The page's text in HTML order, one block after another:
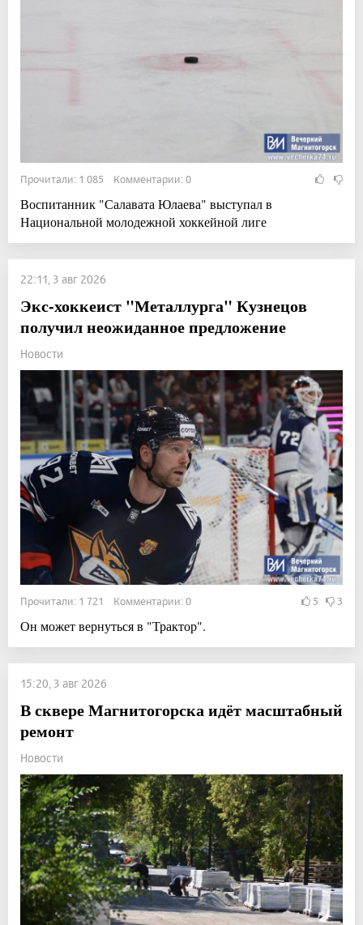
Прочитали: 1 085 Комментарии: 0
Воспитанник "Салавата Юлаева" выступал в
Национальной молодежной хоккейной лиге
22:11, 3 авг 2026
Экс-хоккеист "Металлурга" Кузнецов
получил неожиданное предложение
Новости
Прочитали: 1 721 Комментарии: 0 5 3
Он может вернуться в "Трактор".
15:20, 3 авг 2026
В сквере Магнитогорска идёт масштабный
ремонт
Новости